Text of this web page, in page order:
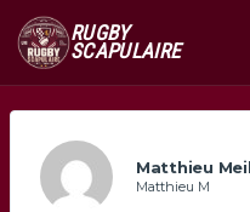
RUGBY
SCAPULAIRE
Matthieu
Matthieu M